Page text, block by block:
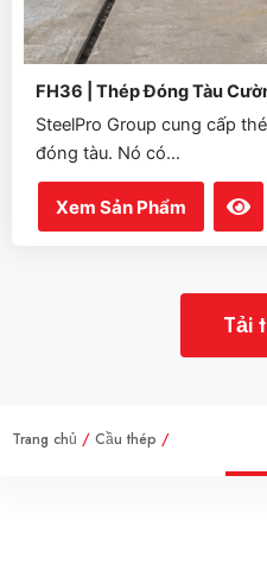
FH36 | Thép Đóng Tàu
SteelPro Group cung cấp
đóng tàu. Nó có...
Xem Sản Phẩm
Tải
Trang chủ / Cầu thép /